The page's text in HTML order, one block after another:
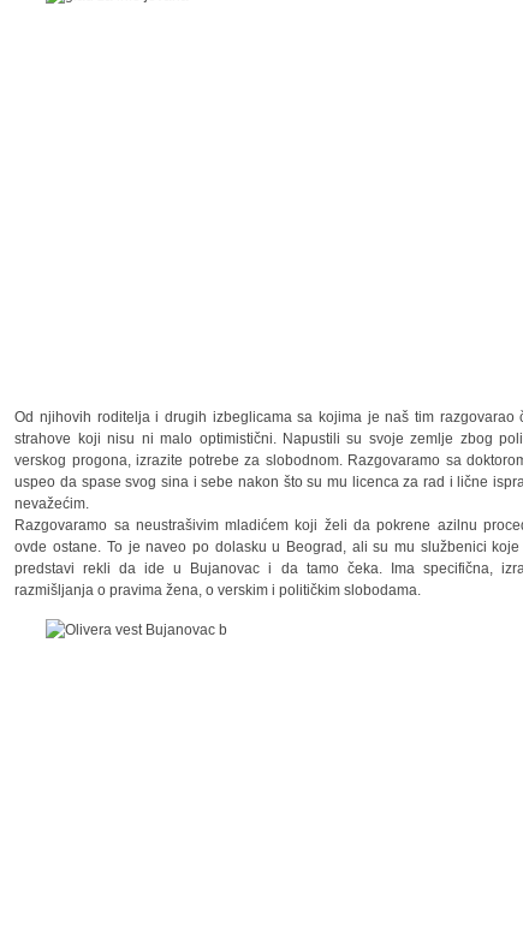
Od njihovih roditelja i drugih izbeglicama sa kojima je naš tim razgovarao
strahove koji nisu ni malo optimistični. Napustili su svoje zemlje zbog
verskog progona, izrazite potrebe za slobodnom. Razgovaramo sa
uspeo da spase svog sina i sebe nakon što su mu licenca za rad i lične
nevažećim.
Razgovaramo sa neustrašivim mladićem koji želi da pokrene azilnu
ovde ostane. To je naveo po dolasku u Beograd, ali su mu službenici
predstavi rekli da ide u Bujanovac i da tamo čeka. Ima specifična,
razmišljanja o pravima žena, o verskim i političkim slobodama.